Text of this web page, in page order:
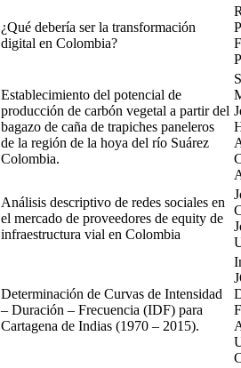
¿Qué debería ser la transformación
digital en Colombia?
Establecimiento del potencial de
producción de carbón vegetal a partir del
bagazo de caña de trapiches paneleros
de la región de la hoya del río Suárez
Colombia.
Análisis descriptivo de redes sociales en
el mercado de proveedores de equity de
infraestructura vial en Colombia
Determinación de Curvas de Intensidad
– Duración – Frecuencia (IDF) para
Cartagena de Indias (1970 – 2015).